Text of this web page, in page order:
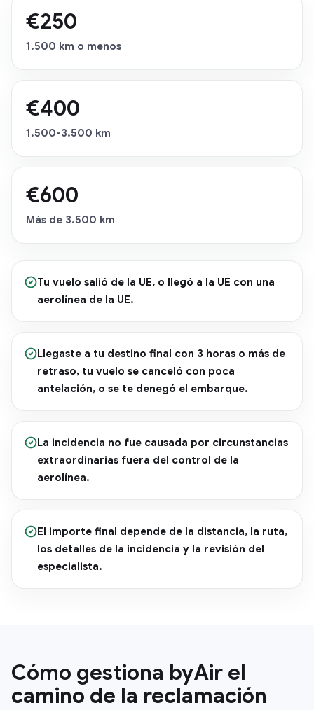
€250
1.500 km o menos
€400
1.500-3.500 km
€600
Más de 3.500 km
Tu vuelo salió de la UE, o llegó a la UE con una
aerolínea de la UE.
Llegaste a tu destino final con 3 horas o más de
retraso, tu vuelo se canceló con poca
antelación, o se te denegó el embarque.
La incidencia no fue causada por circunstancias
extraordinarias fuera del control de la
aerolínea.
El importe final depende de la distancia, la ruta,
los detalles de la incidencia y la revisión del
especialista.
Cómo gestiona byAir el
camino de la reclamación